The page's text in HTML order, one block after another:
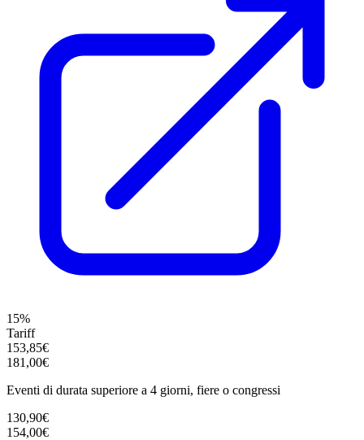
15%
Tariff
153,85€
181,00€
Eventi di durata superiore a 4 giorni, fiere o congressi
130,90€
154,00€